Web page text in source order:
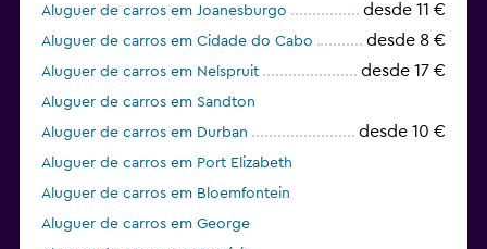
Aluguer de carros em Joanesburgo desde 11 €
Aluguer de carros em Cidade do Cabo desde 8 €
Aluguer de carros em Nelspruit desde 17 €
Aluguer de carros em Sandton
Aluguer de carros em Durban
desde 10 €
Aluguer de carros em Port Elizabeth
Aluguer de carros em Bloemfontein
Aluguer de carros em George